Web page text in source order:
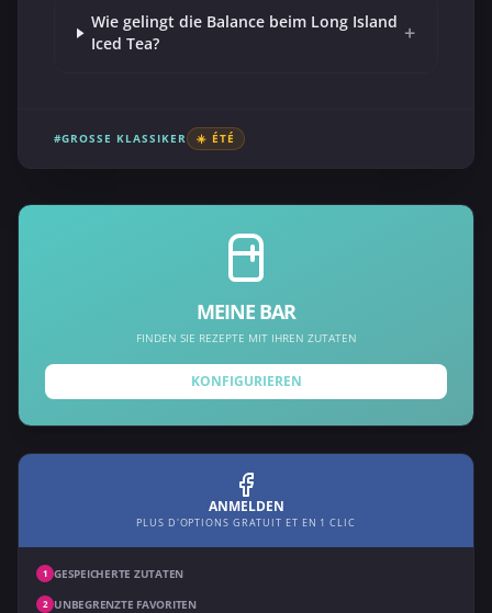
Wie gelingt die Balance beim Long Island
Iced Tea?
+
#GROSSE KLASSIKER ☀️ ÉTÉ
MEINE BAR
FINDEN SIE REZEPTE MIT IHREN ZUTATEN
KONFIGURIEREN
ANMELDEN
PLUS D'OPTIONS GRATUIT ET EN 1 CLIC
1 GESPEICHERTE ZUTATEN
2 UNBEGRENZTE FAVORITEN